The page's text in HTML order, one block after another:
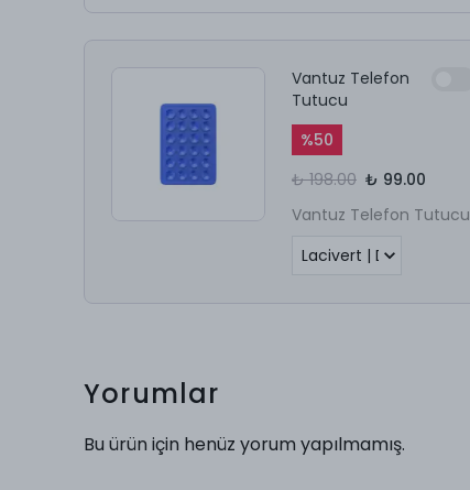
Vantuz Telefon
Tutucu
%50
₺ 198.00 ₺ 99.00
Vantuz Telefon Tutucu
Yorumlar
Bu ürün için henüz yorum yapılmamış.